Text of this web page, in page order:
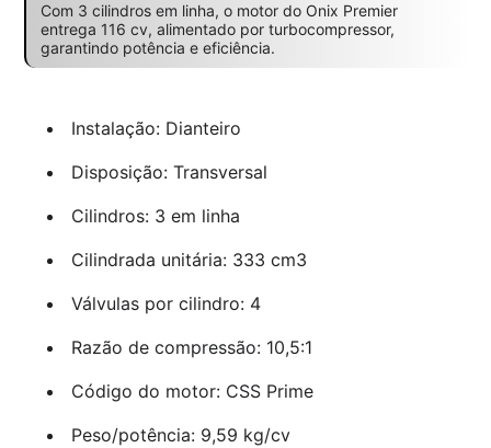
Com 3 cilindros em linha, o motor do Onix Premier
entrega 116 cv, alimentado por turbocompressor,
garantindo potência e eficiência.
Instalação: Dianteiro
Disposição: Transversal
Cilindros: 3 em linha
Cilindrada unitária: 333 cm3
Válvulas por cilindro: 4
Razão de compressão: 10,5:1
Código do motor: CSS Prime
Peso/potência: 9,59 kg/cv